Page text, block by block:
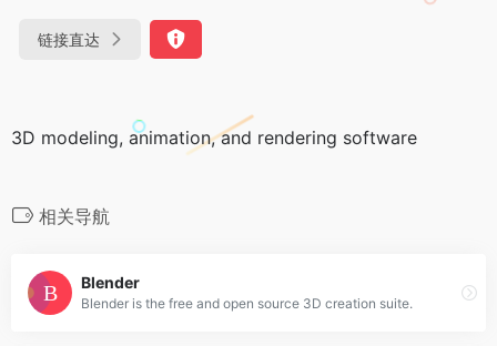
链接直达
3D modeling, animation, and rendering software
相关导航
Blender
Blender is the free and open source 3D creation suite.